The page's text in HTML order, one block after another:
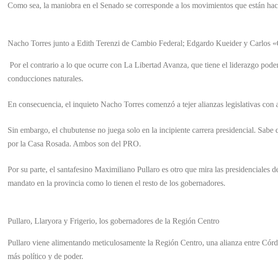
Como sea, la maniobra en el Senado se corresponde a los movimientos que están
Nacho Torres junto a Edith Terenzi de Cambio Federal; Edgardo Kueider y Carlos
Por el contrario a lo que ocurre con La Libertad Avanza, que tiene el liderazgo
conducciones naturales.
En consecuencia, el inquieto Nacho Torres comenzó a tejer alianzas legislativas
Sin embargo, el chubutense no juega solo en la incipiente carrera presidencial.
por la Casa Rosada. Ambos son del PRO.
Por su parte, el santafesino Maximiliano Pullaro es otro que mira las
mandato en la provincia como lo tienen el resto de los gobernadores.
Pullaro, Llaryora y Frigerio, los gobernadores de la Región Centro
Pullaro viene alimentando meticulosamente la Región Centro, una alianza entre
más político y de poder.